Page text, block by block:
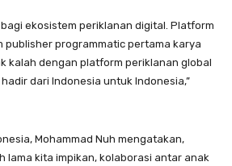
ekosistem periklanan digital. Platform
publisher programmatic pertama karya
kalah dengan platform periklanan global
hadir dari Indonesia untuk Indonesia,”
Mohammad Nuh mengatakan,
lama kita impikan, kolaborasi antar anak